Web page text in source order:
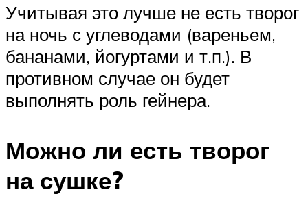
Учитывая это лучше не есть творог
на ночь с углеводами (вареньем,
бананами, йогуртами и т.п.). В
противном случае он будет
выполнять роль гейнера.
Можно ли есть творог
на сушке?